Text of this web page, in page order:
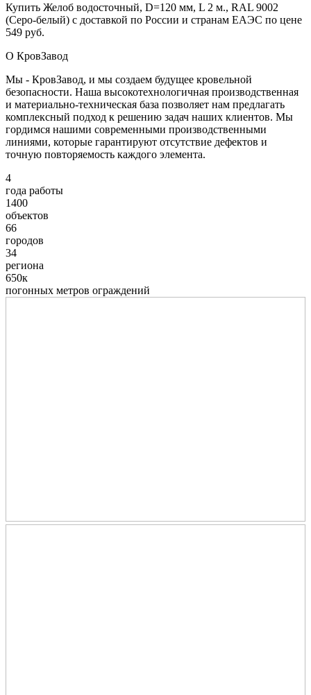
Купить Желоб водосточный, D=120 мм, L 2 м., RAL 9002
(Серо-белый) с доставкой по России и странам ЕАЭС по цене
549 руб.
О КровЗавод
Мы - КровЗавод, и мы создаем будущее кровельной
безопасности. Наша высокотехнологичная производственная
и материально-техническая база позволяет нам предлагать
комплексный подход к решению задач наших клиентов. Мы
гордимся нашими современными производственными
линиями, которые гарантируют отсутствие дефектов и
точную повторяемость каждого элемента.
4
года работы
1400
объектов
66
городов
34
региона
650к
погонных метров ограждений